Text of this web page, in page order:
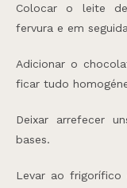
Colocar o leite
fervura e em
Adicionar o
ficar tudo
Deixar arrefecer
bases.
Levar ao frigorífico